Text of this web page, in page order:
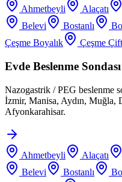
Ahmetbeyli Alaçatı
Belevi
Bostanlı
Çeşme Boyalık
Çeşme
Evde Beslenme
Nazogastrik / PEG beslenme
İzmir, Manisa, Aydın, Muğla,
Afyonkarahisar.
Ahmetbeyli Alaçatı
Belevi
Bostanlı